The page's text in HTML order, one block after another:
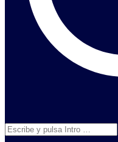
Buscar: